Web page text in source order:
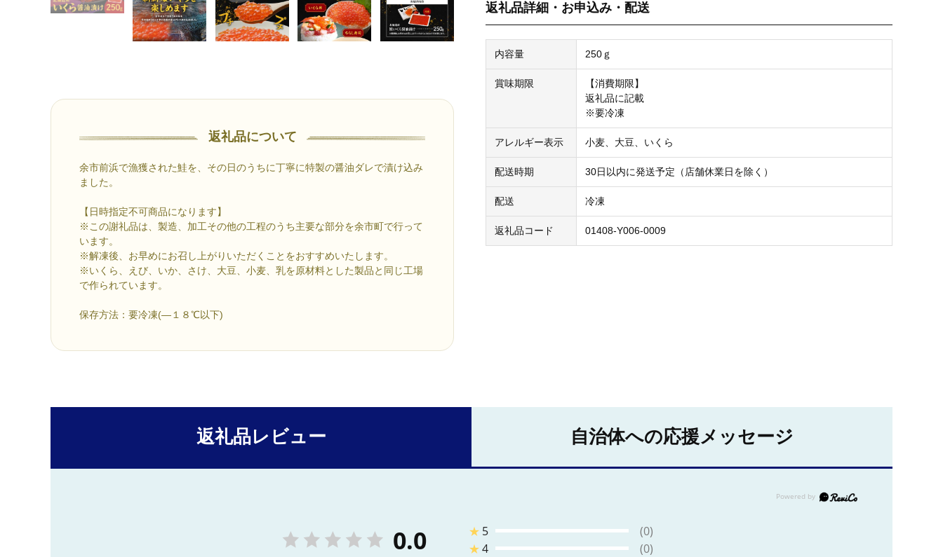
返礼品について
余市前浜で漁獲された鮭を、その日のうちに丁寧に特製の醤油ダレで漬け込み
ました。
【日時指定不可商品になります】
※この謝礼品は、製造、加工その他の工程のうち主要な部分を余市町で行って
います。
※解凍後、お早めにお召し上がりいただくことをおすすめいたします。
※いくら、えび、いか、さけ、大豆、小麦、乳を原材料とした製品と同じ工場
で作られています。
保存方法：要冷凍(―１８℃以下)
返礼品詳細・お申込み・配送
内容量 250ｇ
賞味期限
【消費期限】
返礼品に記載
※要冷凍
アレルギー表示 小麦、大豆、いくら
配送時期 30日以内に発送予定（店舗休業日を除く）
配送 冷凍
返礼品コード 01408-Y006-0009
返礼品レビュー 自治体への応援メッセージ
0.0 ★ 5
(0)
★4
(0)